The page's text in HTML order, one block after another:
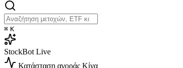
⌘ K
StockBot Live
Κατάσταση αγοράς Κίνα